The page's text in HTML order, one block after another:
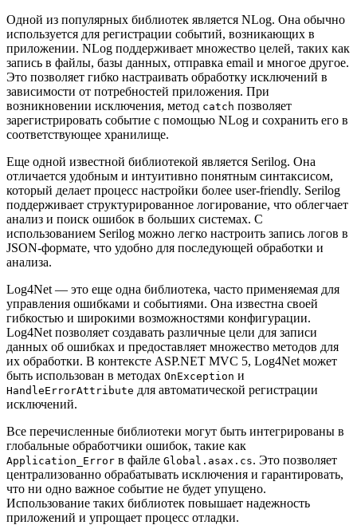
Одной из популярных библиотек является NLog. Она обычно
используется для регистрации событий, возникающих в
приложении. NLog поддерживает множество целей, таких как
запись в файлы, базы данных, отправка email и многое другое.
Это позволяет гибко настраивать обработку исключений в
зависимости от потребностей приложения. При
возникновении исключения, метод catch позволяет
зарегистрировать событие с помощью NLog и сохранить его в
соответствующее хранилище.
Еще одной известной библиотекой является Serilog. Она
отличается удобным и интуитивно понятным синтаксисом,
который делает процесс настройки более user-friendly. Serilog
поддерживает структурированное логирование, что облегчает
анализ и поиск ошибок в больших системах. С
использованием Serilog можно легко настроить запись логов в
JSON-формате, что удобно для последующей обработки и
анализа.
Log4Net — это еще одна библиотека, часто применяемая для
управления ошибками и событиями. Она известна своей
гибкостью и широкими возможностями конфигурации.
Log4Net позволяет создавать различные цели для записи
данных об ошибках и предоставляет множество методов для
их обработки. В контексте ASP.NET MVC 5, Log4Net может
быть использован в методах OnException и
HandleErrorAttribute для автоматической регистрации
исключений.
Все перечисленные библиотеки могут быть интегрированы в
глобальные обработчики ошибок, такие как
Application_Error в файле Global.asax.cs. Это позволяет
централизованно обрабатывать исключения и гарантировать,
что ни одно важное событие не будет упущено.
Использование таких библиотек повышает надежность
приложений и упрощает процесс отладки.